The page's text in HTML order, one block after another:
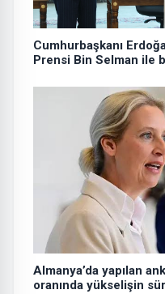
Cumhurbaşkanı
Prensi Bin Selman ile
Almanya’da yapılan
oranında yükselişin